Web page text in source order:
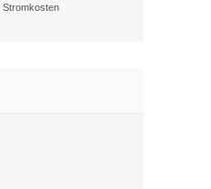
Stromkosten